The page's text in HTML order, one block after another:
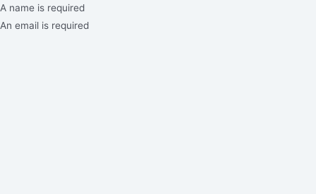
A name is required
An email is required